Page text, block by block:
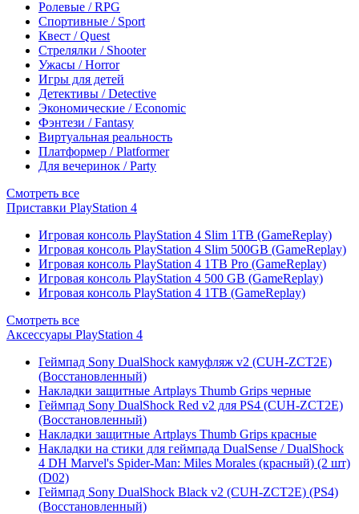
Ролевые / RPG
Спортивные / Sport
Квест / Quest
Стрелялки / Shooter
Ужасы / Horror
Игры для детей
Детективы / Detective
Экономические / Economic
Фэнтези / Fantasy
Виртуальная реальность
Платформер / Platformer
Для вечеринок / Party
Смотреть все
Приставки PlayStation 4
Игровая консоль PlayStation 4 Slim 1TB (GameReplay)
Игровая консоль PlayStation 4 Slim 500GB (GameReplay)
Игровая консоль PlayStation 4 1TB Pro (GameReplay)
Игровая консоль PlayStation 4 500 GB (GameReplay)
Игровая консоль PlayStation 4 1TB (GameReplay)
Смотреть все
Аксессуары PlayStation 4
Геймпад Sony DualShock камуфляж v2 (CUH-ZCT2E)
(Восстановленный)
Накладки защитные Artplays Thumb Grips черные
Геймпад Sony DualShock Red v2 для PS4 (CUH-ZCT2E)
(Восстановленный)
Накладки защитные Artplays Thumb Grips красные
Накладки на стики для геймпада DualSense / DualShock
4 DH Marvel's Spider-Man: Miles Morales (красный) (2 шт)
(D02)
Геймпад Sony DualShock Black v2 (CUH-ZCT2E) (PS4)
(Восстановленный)